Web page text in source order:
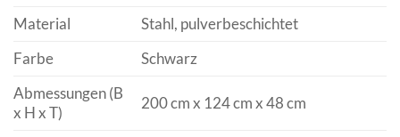
Material
Stahl, pulverbeschichtet
Farbe
Schwarz
Abmessungen (B
x H x T)
200 cm x 124 cm x 48 cm